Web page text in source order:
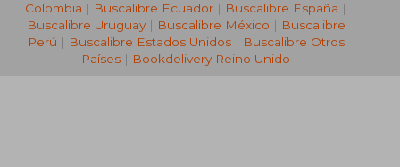
Colombia | Buscalibre Ecuador | Buscalibre España |
Buscalibre Uruguay| Buscalibre México | Buscalibre
Perú | Buscalibre Estados Unidos| Buscalibre Otros
Países | Bookdelivery Reino Unido